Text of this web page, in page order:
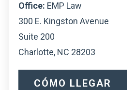
Office: EMP Law
300 E. Kingston Avenue
Suite 200
Charlotte, NC 28203
CÓMO LLEGAR